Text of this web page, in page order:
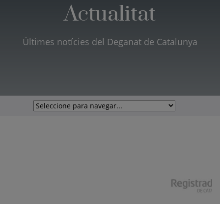
Actualitat
Últimes notícies del Deganat de Catalunya